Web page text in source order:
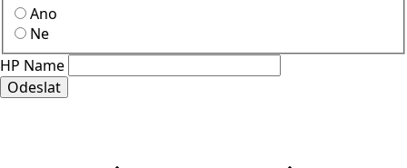
Ano
Ne
HP Name
Odeslat